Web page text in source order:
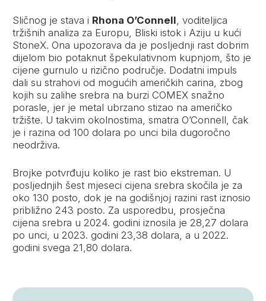
Sličnog je stava i Rhona O’Connell, voditeljica
tržišnih analiza za Europu, Bliski istok i Aziju u kući
StoneX. Ona upozorava da je posljednji rast dobrim
dijelom bio potaknut špekulativnom kupnjom, što je
cijene gurnulo u rizično područje. Dodatni impuls
dali su strahovi od mogućih američkih carina, zbog
kojih su zalihe srebra na burzi COMEX snažno
porasle, jer je metal ubrzano stizao na američko
tržište. U takvim okolnostima, smatra O’Connell, čak
je i razina od 100 dolara po unci bila dugoročno
neodrživa.
Brojke potvrđuju koliko je rast bio ekstreman. U
posljednjih šest mjeseci cijena srebra skočila je za
oko 130 posto, dok je na godišnjoj razini rast iznosio
približno 243 posto. Za usporedbu, prosječna
cijena srebra u 2024. godini iznosila je 28,27 dolara
po unci, u 2023. godini 23,38 dolara, a u 2022.
godini svega 21,80 dolara.